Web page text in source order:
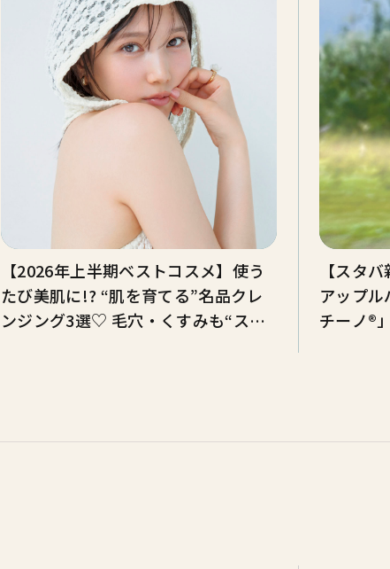
【2026年上半期ベストコスメ】使う
たび美肌に!? “肌を育てる”名品クレ
ンジング3選♡ 毛穴・くすみも“スル
【スタ
アップ
チーノ®